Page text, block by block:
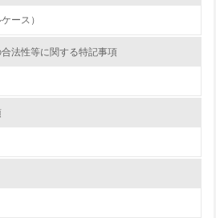
6.
て自分の業務の中で行うべき環
ース）
法性等に関する特記事項